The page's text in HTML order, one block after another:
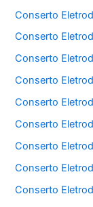
Conserto
Conserto
Conserto
Conserto
Conserto
Conserto
Conserto
Conserto
Conserto